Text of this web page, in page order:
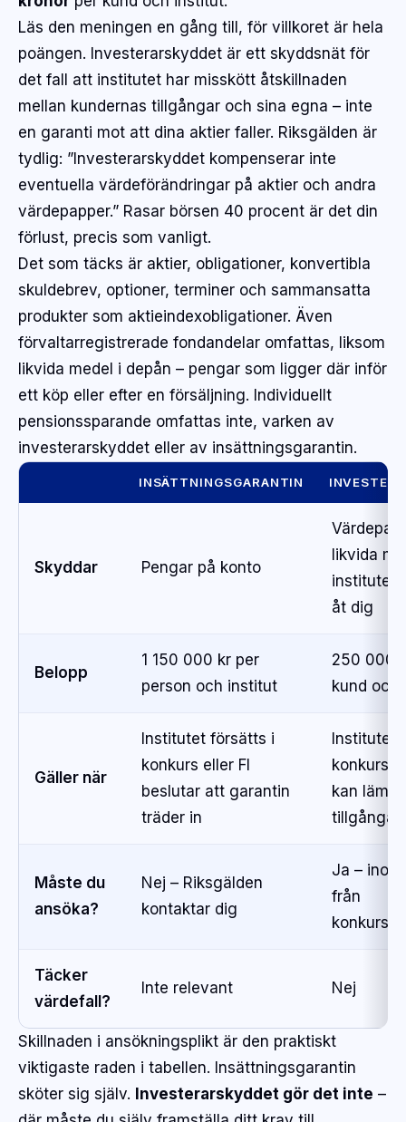
Läs den meningen en gång till, för villkoret är hela
poängen. Investerarskyddet är ett skyddsnät för
det fall att institutet har misskött åtskillnaden
mellan kundernas tillgångar och sina egna – inte
en garanti mot att dina aktier faller. Riksgälden är
tydlig: ”Investerarskyddet kompenserar inte
eventuella värdeförändringar på aktier och andra
värdepapper.” Rasar börsen 40 procent är det din
förlust, precis som vanligt.
Det som täcks är aktier, obligationer, konvertibla
skuldebrev, optioner, terminer och sammansatta
produkter som aktieindexobligationer. Även
förvaltarregistrerade fondandelar omfattas, liksom
likvida medel i depån – pengar som ligger där inför
ett köp eller efter en försäljning. Individuellt
pensionssparande omfattas inte, varken av
investerarskyddet eller av insättningsgarantin.
INSÄTTNINGSGARANTIN
Skyddar Pengar på konto
likvida
institutet
åt dig
Belopp
1 150 000 kr per
person och institut
250 000
kund och
Gäller när
Institutet försätts i
konkurs eller FI
beslutar att garantin
träder in
Institutet
konkurs
kan
tillgångar
Måste du
ansöka?
Nej – Riksgälden
kontaktar dig
Ja –
från
Täcker
värdefall?
Inte relevant Nej
Skillnaden i ansökningsplikt är den praktiskt
viktigaste raden i tabellen. Insättningsgarantin
sköter sig själv. Investerarskyddet gör det inte –